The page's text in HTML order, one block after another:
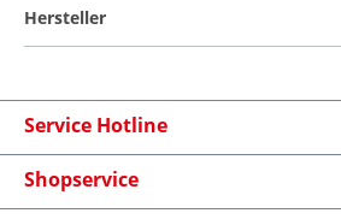
Hersteller
Service Hotline
Shopservice